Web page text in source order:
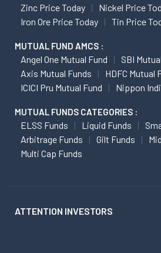
Zinc Price Today
Nickel Price
Iron Ore Price Today
Tin Price
MUTUAL FUND AMCS :
Angel One Mutual Fund
SBI
Axis Mutual Funds
HDFC Mutual
ICICI Pru Mutual Fund
Nippon
MUTUAL FUNDS CATEGORIES :
ELSS Funds Liquid Funds
Arbitrage Funds
Gilt Funds
Multi Cap Funds
ATTENTION INVESTORS